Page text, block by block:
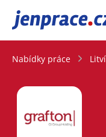
JenPráce.cz
Nabídky práce